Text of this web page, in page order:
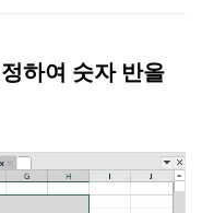
하여 숫자 반올